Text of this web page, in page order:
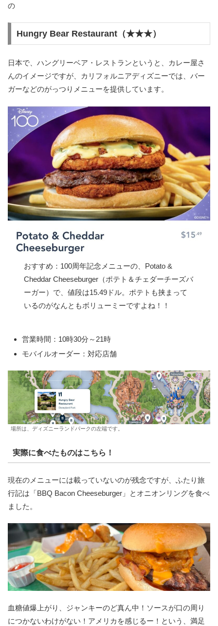
の
Hungry Bear Restaurant（★★★）
日本で、ハングリーベア・レストランというと、カレー屋さ
んのイメージですが、カリフォルニアディズニーでは、バー
ガーなどのがっつりメニューを提供しています。
おすすめ：100周年記念メニューの、Potato &
Cheddar Cheeseburger（ポテト＆チェダーチーズバ
ーガー）で、値段は15.49ドル。ポテトも挟まって
いるのがなんともボリューミーですよね！！
営業時間：10時30分～21時
モバイルオーダー：対応店舗
場所は、ディズニーランドパークの左端です。
実際に食べたものはこちら！
現在のメニューには載っていないのが残念ですが、ふたり旅
行記は「BBQ Bacon Cheeseburger」とオニオンリングを食べ
ました。
血糖値爆上がり、ジャンキーのど真ん中！ソースが口の周り
につかないわけがない！アメリカを感じるー！という、満足